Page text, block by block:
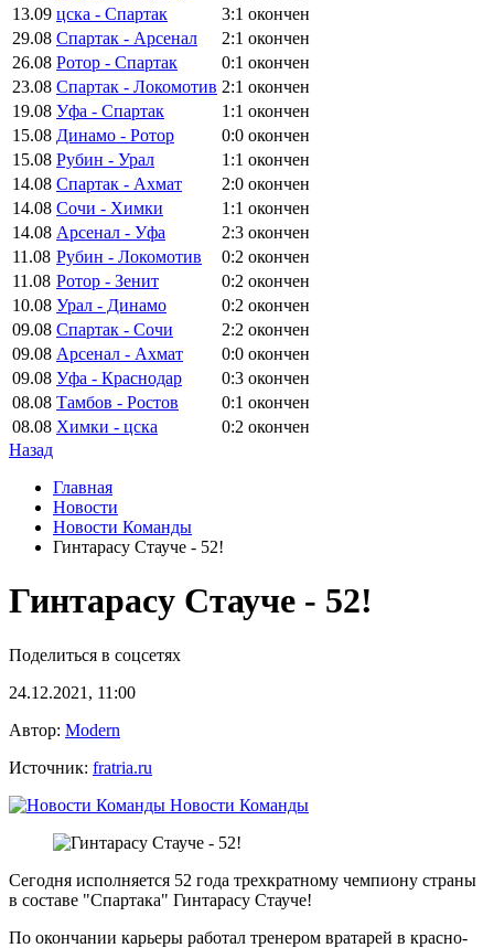
13.09 цска - Спартак 3:1 окончен
29.08 Спартак - Арсенал 2:1 окончен
26.08 Ротор - Спартак 0:1 окончен
23.08 Спартак - Локомотив 2:1 окончен
19.08 Уфа - Спартак 1:1 окончен
15.08 Динамо - Ротор 0:0 окончен
15.08 Рубин - Урал 1:1 окончен
14.08 Спартак - Ахмат 2:0 окончен
14.08 Сочи - Химки 1:1 окончен
14.08 Арсенал - Уфа 2:3 окончен
11.08 Рубин - Локомотив 0:2 окончен
11.08 Ротор - Зенит 0:2 окончен
10.08 Урал - Динамо 0:2 окончен
09.08 Спартак - Сочи 2:2 окончен
09.08 Арсенал - Ахмат 0:0 окончен
09.08 Уфа - Краснодар 0:3 окончен
08.08 Тамбов - Ростов 0:1 окончен
08.08 Химки - цска 0:2 окончен
Назад
Главная
Новости
Новости Команды
Гинтарасу Стауче - 52!
Гинтарасу Стауче - 52!
Поделиться в соцсетях
24.12.2021, 11:00
Автор: Modern
Источник: fratria.ru
Новости Команды
Сегодня исполняется 52 года трехкратному чемпиону страны
в составе "Спартака" Гинтарасу Стауче!
По окончании карьеры работал тренером вратарей в красно-